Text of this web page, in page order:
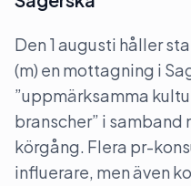
Den 1 augusti håller
(m) en mottagning i
”uppmärksamma
branscher” i
körgång. Flera pr-
influerare, men även